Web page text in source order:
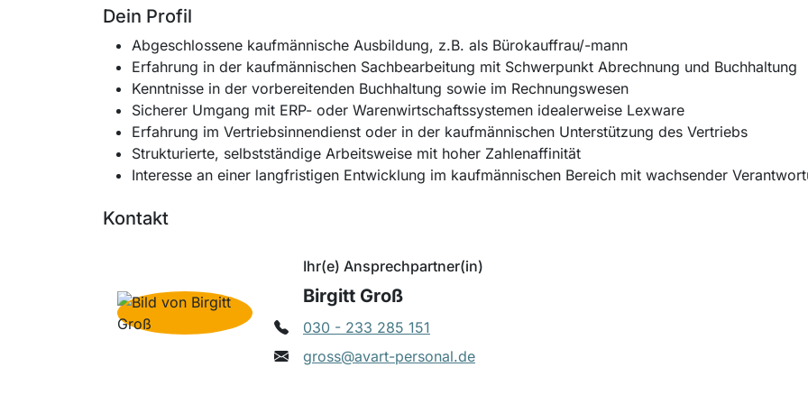
Dein Profil
Abgeschlossene kaufmännische Ausbildung, z.B. als Bürokauffrau/-mann
Erfahrung in der kaufmännischen Sachbearbeitung mit Schwerpunkt Abrechnung und Buchhaltung
Kenntnisse in der vorbereitenden Buchhaltung sowie im Rechnungswesen
Sicherer Umgang mit ERP- oder Warenwirtschaftssystemen idealerweise Lexware
Erfahrung im Vertriebsinnendienst oder in der kaufmännischen Unterstützung des Vertriebs
Strukturierte, selbstständige Arbeitsweise mit hoher Zahlenaffinität
Interesse an einer langfristigen Entwicklung im kaufmännischen Bereich mit wachsender
Kontakt
Ihr(e) Ansprechpartner(in)
Birgitt Groß
030 - 233 285 151
gross@avart-personal.de